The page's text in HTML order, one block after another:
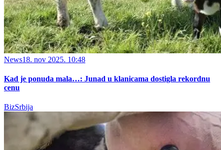
News18. nov 2025. 10:48
Kad je ponuda mala…: Junad u klanicama dostigla rekordnu
cenu
BizSrbija